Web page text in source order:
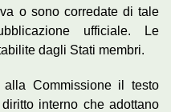
o sono corredate di tale
ufficiale. Le
dagli Stati membri.
Commissione il testo
interno che adottano